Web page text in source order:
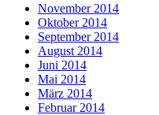
November 2014
Oktober 2014
September 2014
August 2014
Juni 2014
Mai 2014
März 2014
Februar 2014